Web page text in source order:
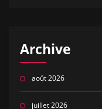
Archive
août 2026
juillet 2026